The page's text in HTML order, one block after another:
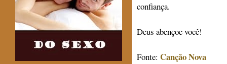
confiança.
Deus abençoe você!
Fonte: Canção Nova